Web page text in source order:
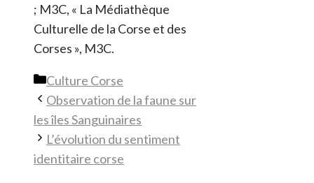
; M3C, « La Médiathèque
Culturelle de la Corse et des
Corses », M3C.
Catégories
Culture Corse
Observation de la faune sur
les îles Sanguinaires
L’évolution du sentiment
identitaire corse